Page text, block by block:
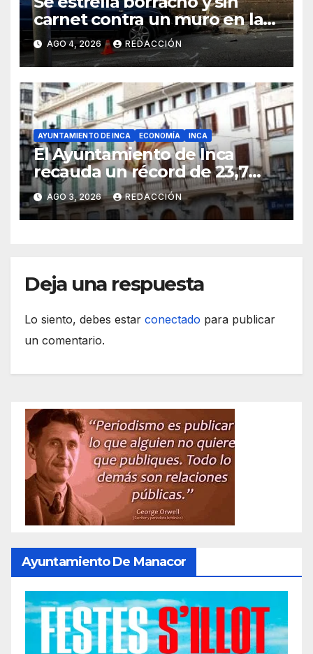
carnet contra un muro en la
ronda del Port de Manacor y
lo destroza
AGO 4, 2026 REDACCIÓN
AYUNTAMIENTO DE INCA ECONOMÍA INCA
El Ayuntamiento de Inca
recauda un récord de 23,7
millones de euros en
impuestos
AGO 3, 2026 REDACCIÓN
Deja una respuesta
Lo siento, debes estar conectado para publicar
un comentario.
Ayuntamiento De Manacor